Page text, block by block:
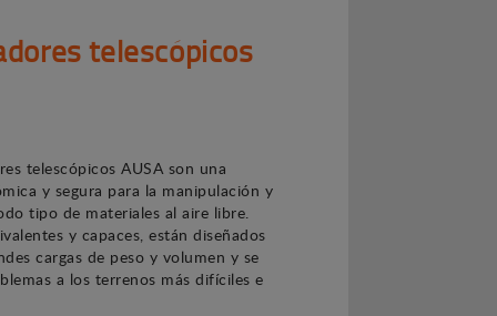
telescópicos
telescópicos AUSA son una
y segura para la manipulación y
tipo de materiales al aire libre.
y capaces, están diseñados
cargas de peso y volumen y se
a los terrenos más difíciles e